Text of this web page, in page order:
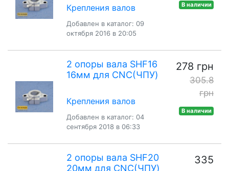
Крепления валов
Добавлен в каталог: 09
октября 2016 в 20:05
В наличии
2 опоры вала SHF16
16мм для CNC(ЧПУ)
Крепления валов
Добавлен в каталог: 04
сентября 2018 в 06:33
278 грн
305.8
грн
В наличии
2 опоры вала SHF20
20мм для CNC(ЧПУ)
335